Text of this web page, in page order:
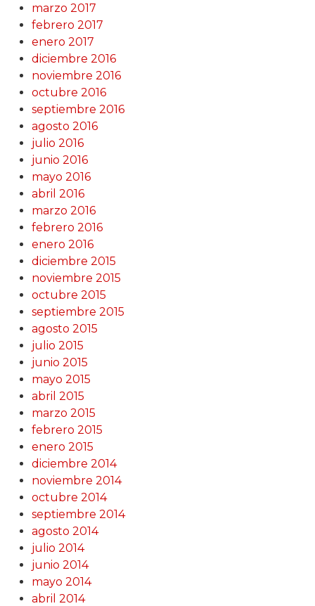
marzo 2017
febrero 2017
enero 2017
diciembre 2016
noviembre 2016
octubre 2016
septiembre 2016
agosto 2016
julio 2016
junio 2016
mayo 2016
abril 2016
marzo 2016
febrero 2016
enero 2016
diciembre 2015
noviembre 2015
octubre 2015
septiembre 2015
agosto 2015
julio 2015
junio 2015
mayo 2015
abril 2015
marzo 2015
febrero 2015
enero 2015
diciembre 2014
noviembre 2014
octubre 2014
septiembre 2014
agosto 2014
julio 2014
junio 2014
mayo 2014
abril 2014